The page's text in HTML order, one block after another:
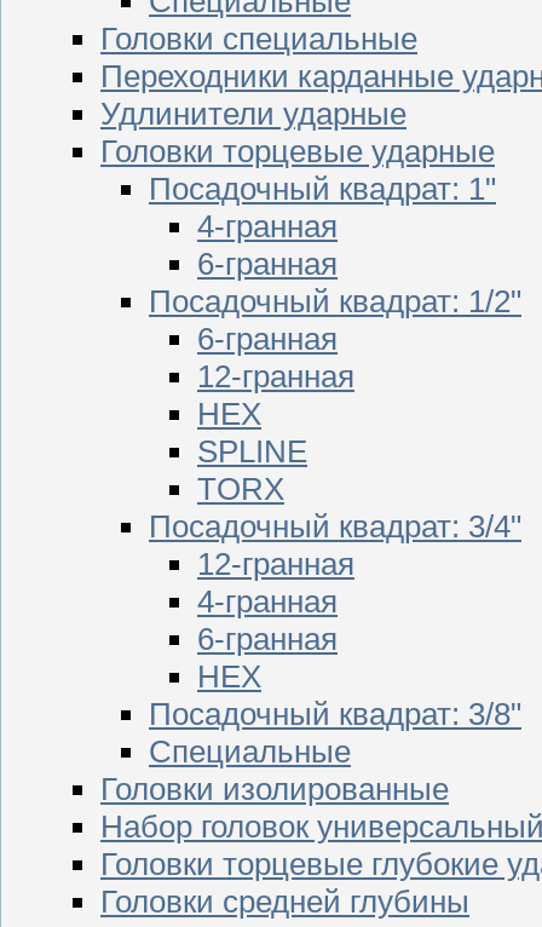
Головки специальные
Переходники карданные
Удлинители ударные
Головки торцевые ударные
Посадочный квадрат: 1"
4-гранная
6-гранная
Посадочный квадрат: 1/2"
6-гранная
12-гранная
HEX
SPLINE
TORX
Посадочный квадрат: 3/4"
12-гранная
4-гранная
6-гранная
HEX
Посадочный квадрат: 3/8"
Специальные
Головки изолированные
Набор головок
Головки торцевые глубокие
Головки средней глубины